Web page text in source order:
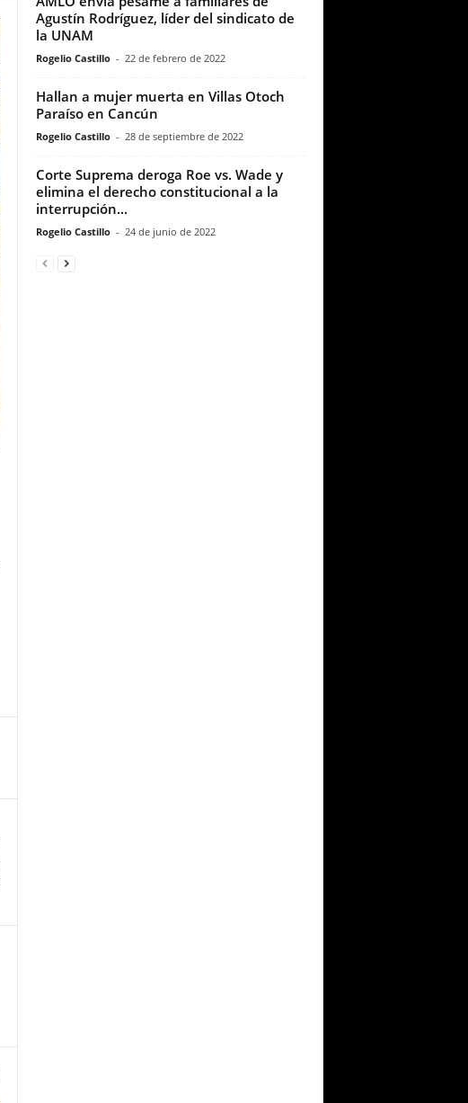
Agustín Rodríguez, líder del sindicato de
la UNAM
Rogelio Castillo - 22 de febrero de 2022
Hallan a mujer muerta en Villas Otoch
Paraíso en Cancún
Rogelio Castillo - 28 de septiembre de 2022
Corte Suprema deroga Roe vs. Wade y
elimina el derecho constitucional a la
interrupción...
Rogelio Castillo - 24 de junio de 2022